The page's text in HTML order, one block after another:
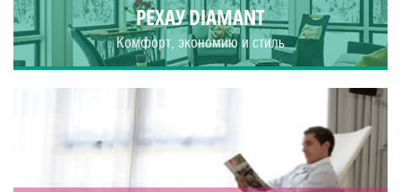
РЕХАУ DIAMANT
Комфорт, экономию и стиль